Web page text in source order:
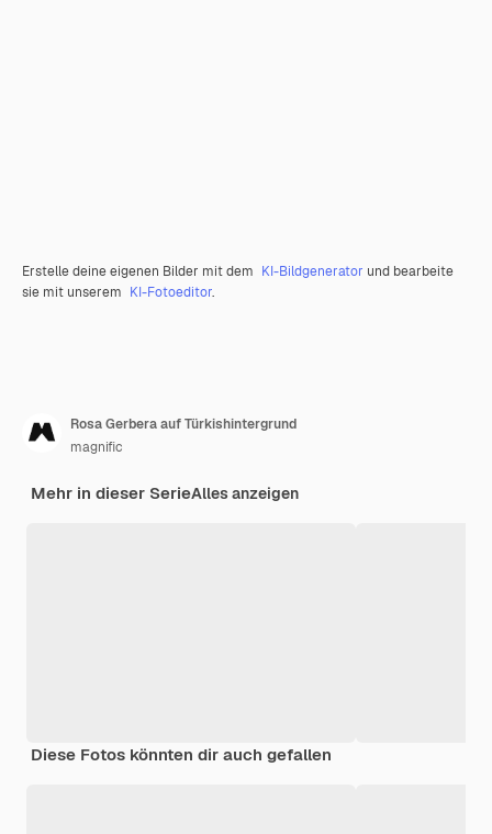
Erstelle deine eigenen Bilder mit dem KI-Bildgenerator und bearbeite
sie mit unserem KI-Fotoeditor.
Rosa Gerbera auf Türkishintergrund
magnific
Mehr in dieser SerieAlles anzeigen
Diese Fotos könnten dir auch gefallen